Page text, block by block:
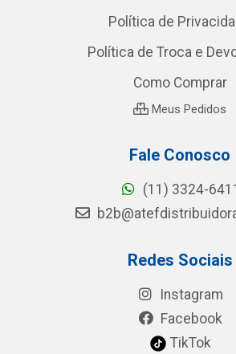
Política de
Política de Troca e
Como Comprar
Meus Pedidos
Fale Conosco
(11) 3324-
Redes Sociais
Instagram
Facebook
TikTok